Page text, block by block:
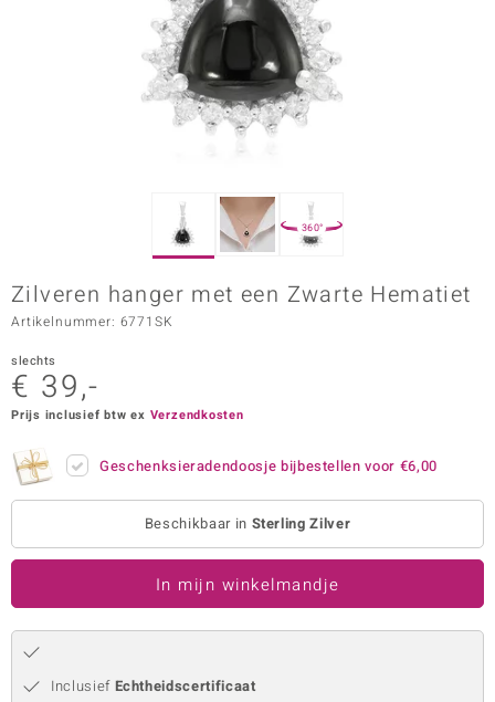
in Italy
360°
Zilveren hanger met een Zwarte Hematiet
Artikelnummer: 6771SK
slechts
€ 39,-
Prijs inclusief btw ex Verzendkosten
Geschenksieradendoosje bijbestellen voor €6,00
Beschikbaar in Sterling Zilver
In mijn winkelmandje
Inclusief Echtheidscertificaat